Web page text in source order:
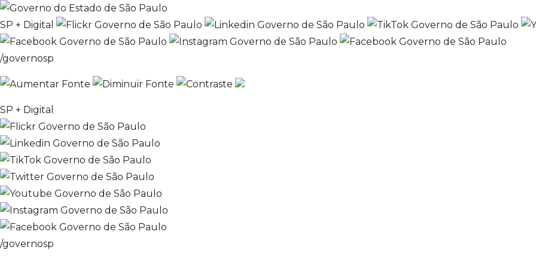
SP + Digital
/governosp
SP + Digital
/governosp